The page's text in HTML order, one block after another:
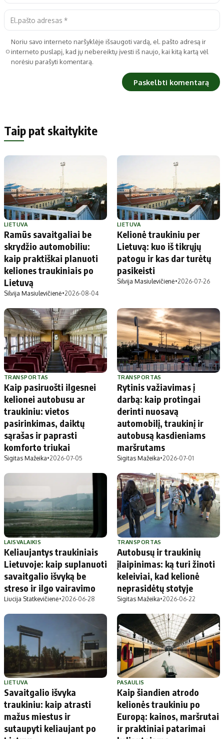
Noriu savo interneto naršyklėje išsaugoti vardą, el. pašto adresą ir
interneto puslapį, kad jų nebereiktų įvesti iš naujo, kai kitą kartą vėl
norėsiu parašyti komentarą.
Taip pat skaitykite
LIETUVA
Ramūs savaitgaliai be
skrydžio automobiliu:
kaip praktiškai planuoti
keliones traukiniais po
Lietuvą
Silvija Masiulevičienė•2026-08-04
LIETUVA
Kelionė traukiniu per
Lietuvą: kuo iš tikrųjų
patogu ir kas dar turėtų
pasikeisti
Silvija Masiulevičienė•2026-07-26
TRANSPORTAS
Kaip pasiruošti ilgesnei
kelionei autobusu ar
traukiniu: vietos
pasirinkimas, daiktų
sąrašas ir paprasti
komforto triukai
Sigitas Mažeika•2026-07-05
TRANSPORTAS
Rytinis važiavimas į
darbą: kaip protingai
derinti nuosavą
automobilį, traukinį ir
autobusą kasdieniams
maršrutams
Sigitas Mažeika•2026-07-01
LAISVALAIKIS
Keliaujantys traukiniais
Lietuvoje: kaip suplanuoti
savaitgalio išvyką be
streso ir ilgo vairavimo
Liucija Statkevičienė•2026-06-28
TRANSPORTAS
Autobusų ir traukinių
įlaipinimas: ką turi žinoti
keleiviai, kad kelionė
neprasidėtų stotyje
Sigitas Mažeika•2026-06-22
LIETUVA
Savaitgalio išvyka
traukiniu: kaip atrasti
mažus miestus ir
sutaupyti keliaujant po
PASAULIS
Kaip šiandien atrodo
kelionės traukiniu po
Europą: kainos, maršrutai
ir praktiniai patarimai